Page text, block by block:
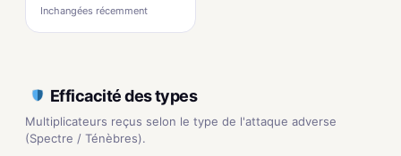
Inchangées récemment
Efficacité des types
Multiplicateurs reçus selon le type de l'attaque adverse
(Spectre / Ténèbres).